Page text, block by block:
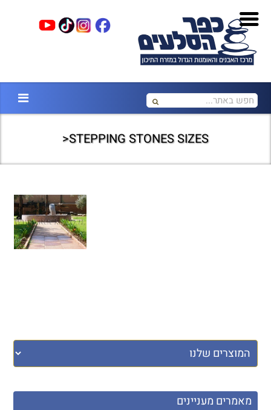
STEPPING STONES SIZES<
מאמרים מעניינים